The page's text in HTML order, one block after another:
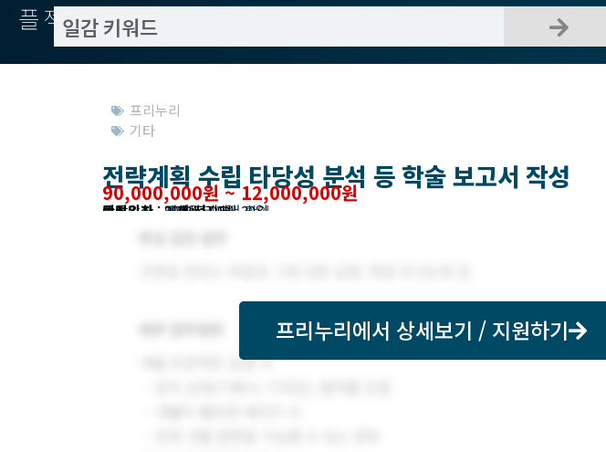
플젝서치
프리누리
기타
전략계획 수립 타당성 분석 등 학술 보고서 작성
90,000,000원 ~ 12,000,000원
작업방식 : 재택
모집기한 : 프리누리에서 확인
예상기간 : 3 개월
등록일자 : 2021년 09월 30일
관련위치 : 인천 전지역
프리누리에서 상세보기 / 지원하기